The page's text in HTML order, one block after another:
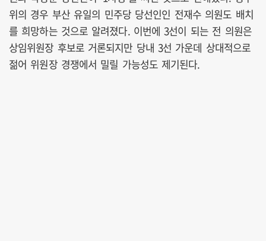
위의 경우 부산 유일의 민주당 당선인인 전재수 의원도 배치
를 희망하는 것으로 알려졌다. 이번에 3선이 되는 전 의원은
상임위원장 후보로 거론되지만 당내 3선 가운데 상대적으로
젊어 위원장 경쟁에서 밀릴 가능성도 제기된다.